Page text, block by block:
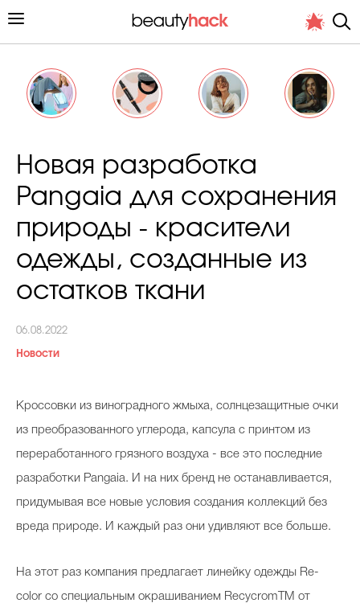
Вопрос эксперту
Папа может
Выбор визажистов
Новая разработка
Pangaia для сохранения
природы - красители
одежды, созданные из
остатков ткани
06.08.2022
Новости
Кроссовки из виноградного жмыха, солнцезащитные очки
из преобразованного углерода, капсула с принтом из
переработанного грязного воздуха - все это последние
разработки Pangaia. И на них бренд не останавливается,
придумывая все новые условия создания коллекций без
вреда природе. И каждый раз они удивляют все больше.
На этот раз компания предлагает линейку одежды Re-
color со специальным окрашиванием RecycromTM от